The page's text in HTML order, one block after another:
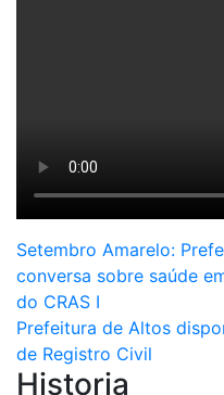
Navegação
de
Post
Setembro Amarelo:
conversa sobre saúde
do CRAS I
Prefeitura de Altos
de Registro Civil
Historia